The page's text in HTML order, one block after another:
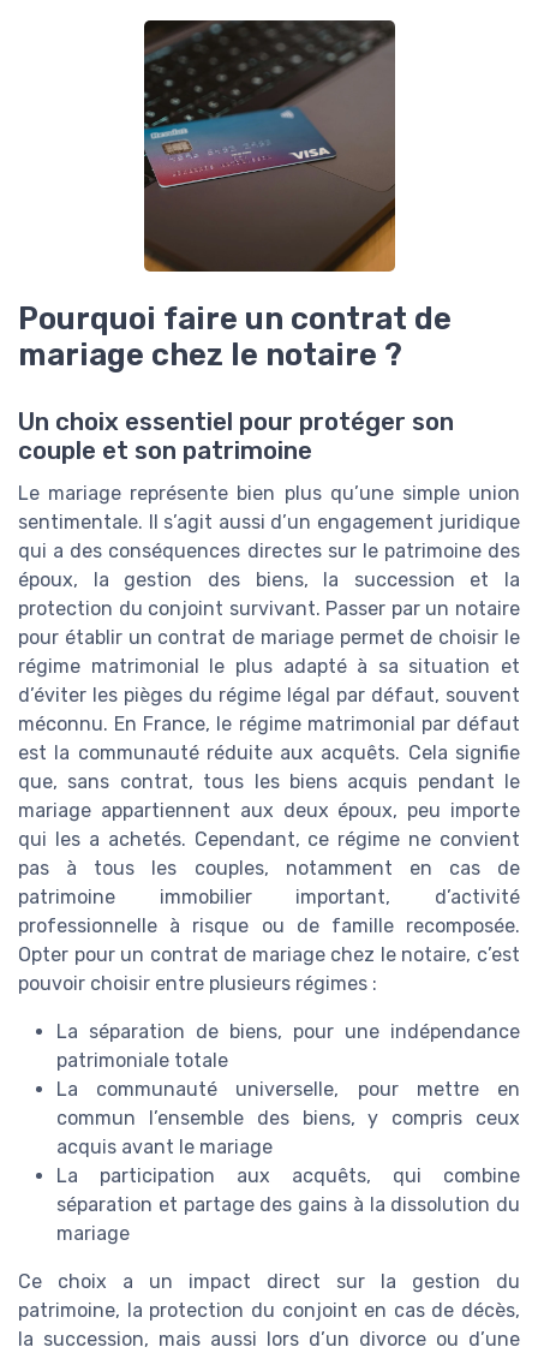
Pourquoi faire un contrat de
mariage chez le notaire ?
Un choix essentiel pour protéger son
couple et son patrimoine
Le mariage représente bien plus qu’une simple union
sentimentale. Il s’agit aussi d’un engagement juridique
qui a des conséquences directes sur le patrimoine des
époux, la gestion des biens, la succession et la
protection du conjoint survivant. Passer par un notaire
pour établir un contrat de mariage permet de choisir le
régime matrimonial le plus adapté à sa situation et
d’éviter les pièges du régime légal par défaut, souvent
méconnu. En France, le régime matrimonial par défaut
est la communauté réduite aux acquêts. Cela signifie
que, sans contrat, tous les biens acquis pendant le
mariage appartiennent aux deux époux, peu importe
qui les a achetés. Cependant, ce régime ne convient
pas à tous les couples, notamment en cas de
patrimoine immobilier important, d’activité
professionnelle à risque ou de famille recomposée.
Opter pour un contrat de mariage chez le notaire, c’est
pouvoir choisir entre plusieurs régimes :
La séparation de biens, pour une indépendance
patrimoniale totale
La communauté universelle, pour mettre en
commun l’ensemble des biens, y compris ceux
acquis avant le mariage
La participation aux acquêts, qui combine
séparation et partage des gains à la dissolution du
mariage
Ce choix a un impact direct sur la gestion du
patrimoine, la protection du conjoint en cas de décès,
la succession, mais aussi lors d’un divorce ou d’une